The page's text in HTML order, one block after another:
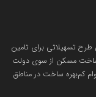
تسهیلاتی برای تامین
ساخت مسکن از سوی دولت
کم‌بهره ساخت در مناطق